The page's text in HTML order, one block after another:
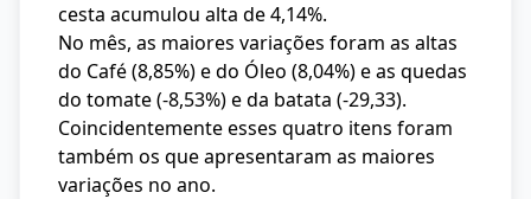
cesta acumulou alta de 4,14%.
No mês, as maiores variações foram as altas
do Café (8,85%) e do Óleo (8,04%) e as quedas
do tomate (-8,53%) e da batata (-29,33).
Coincidentemente esses quatro itens foram
também os que apresentaram as maiores
variações no ano.